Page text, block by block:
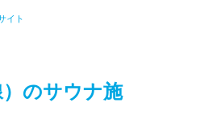
イト
のサウナ施